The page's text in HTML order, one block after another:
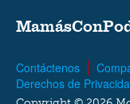
Contáctenos
Derechos de